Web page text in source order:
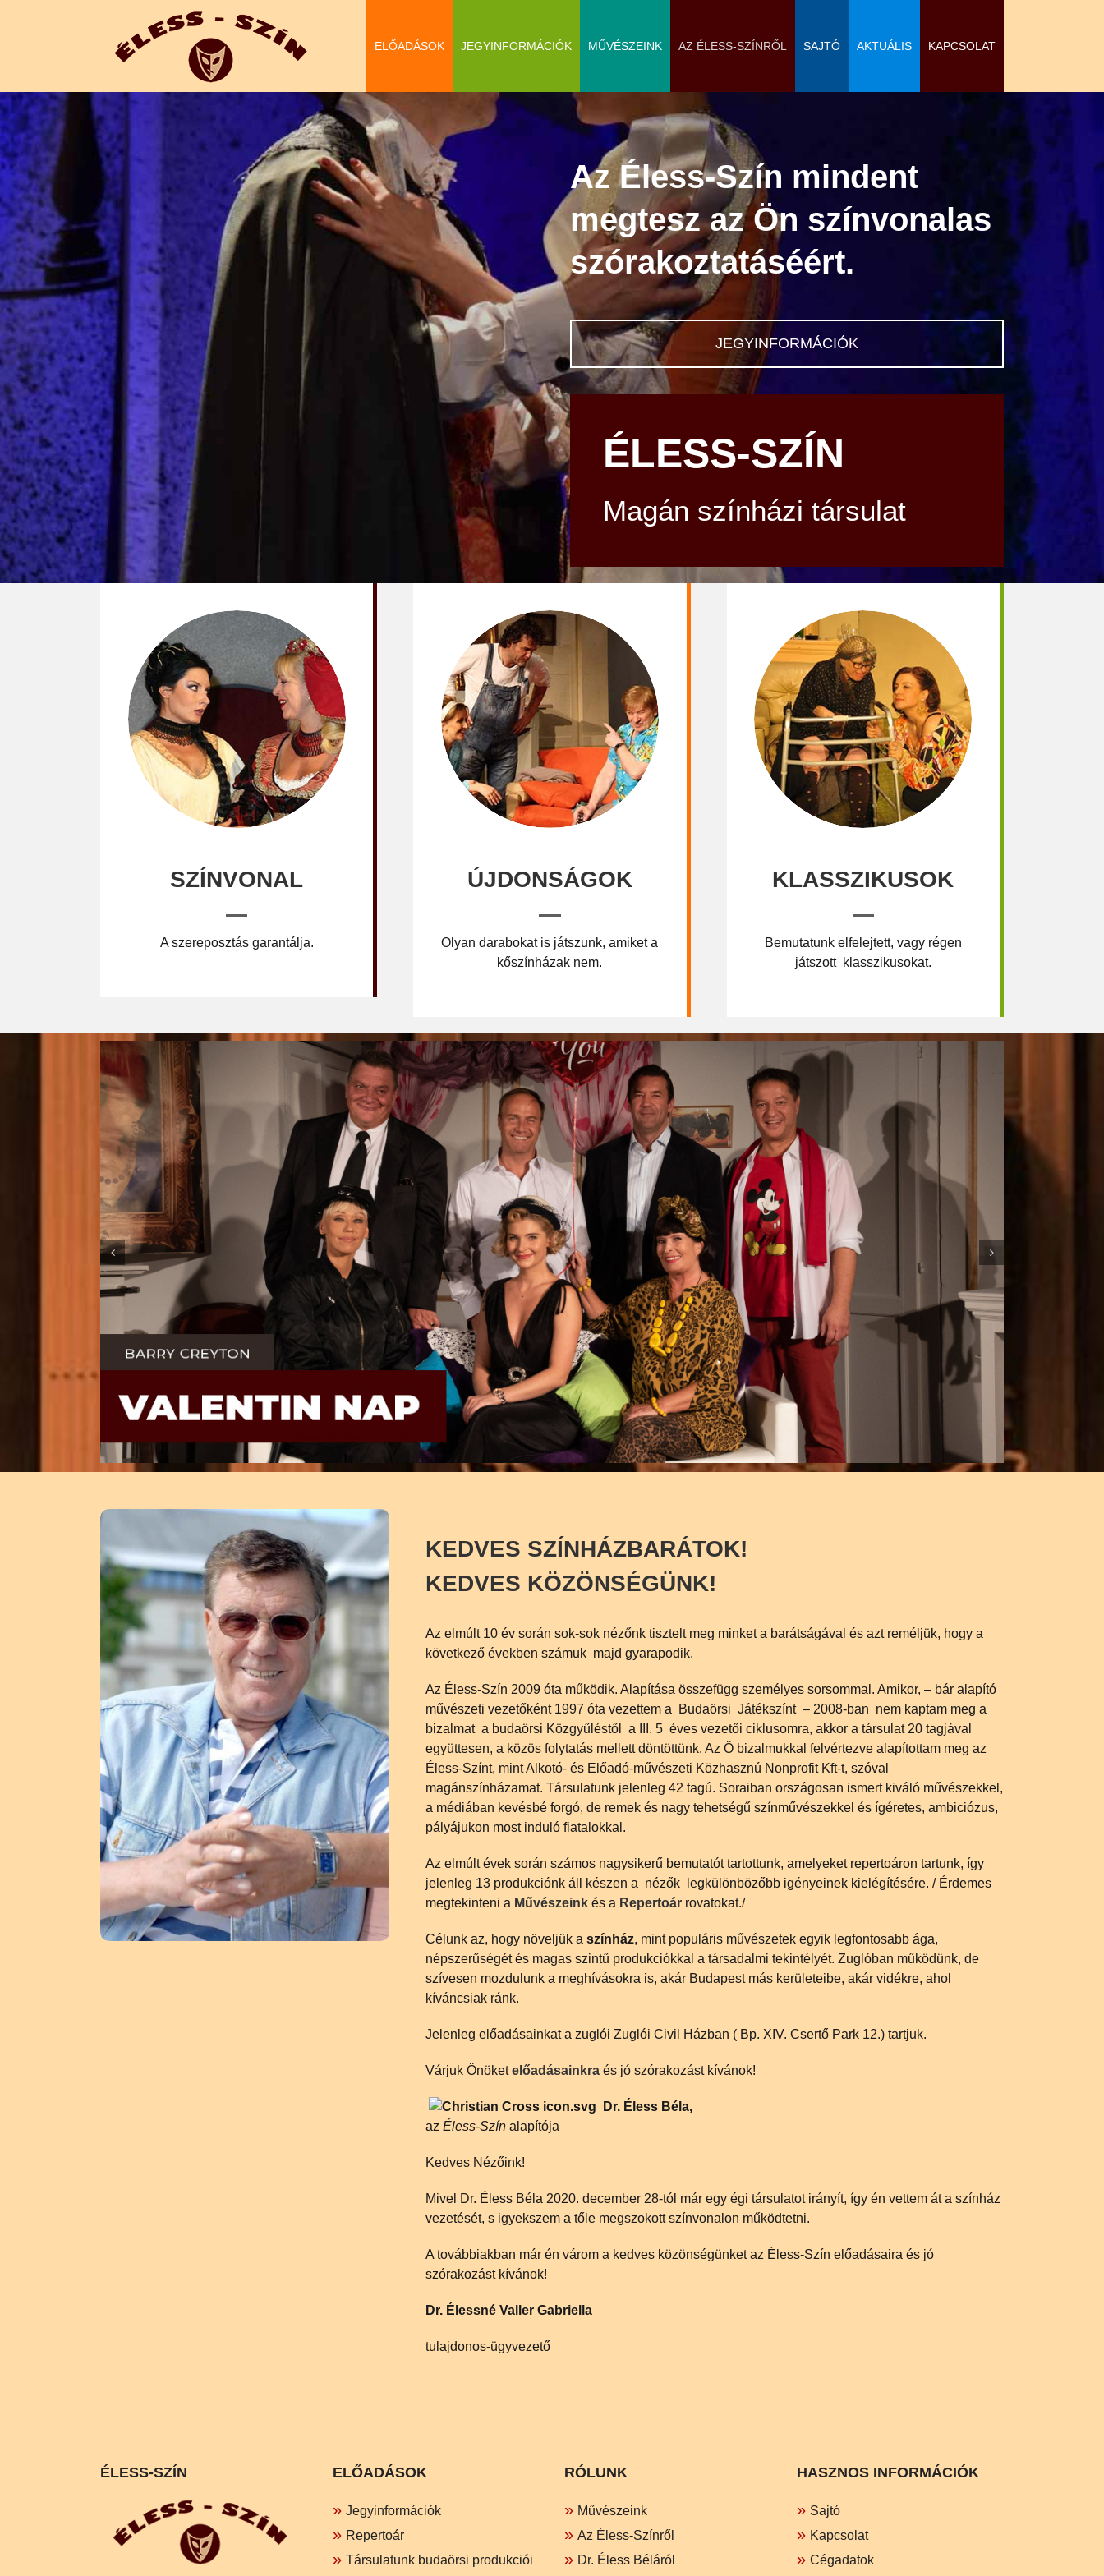
ELŐADÁSOK JEGYINFORMÁCIÓK MŰVÉSZEINK AZ ÉLESS-SZÍNRŐL SAJTÓ AKTUÁLIS KAPCSOLAT
Az Éless-Szín mindent
megtesz az Ön színvonalas
szórakoztatáséért.
JEGYINFORMÁCIÓK
ÉLESS-SZÍN
Magán színházi társulat
SZÍNVONAL
A szereposztás garantálja.
ÚJDONSÁGOK
Olyan darabokat is játszunk, amiket a
kőszínházak nem.
KLASSZIKUSOK
Bemutatunk elfelejtett, vagy régen
játszott klasszikusokat.
KEDVES SZÍNHÁZBARÁTOK!
KEDVES KÖZÖNSÉGÜNK!
Az elmúlt 10 év során sok-sok nézőnk tisztelt meg minket a barátságával és azt reméljük, hogy a
következő években számuk majd gyarapodik.
Az Éless-Szín 2009 óta működik. Alapítása összefügg személyes sorsommal. Amikor, – bár alapító
művészeti vezetőként 1997 óta vezettem a Budaörsi Játékszínt – 2008-ban nem kaptam meg a
bizalmat a budaörsi Közgyűléstől a III. 5 éves vezetői ciklusomra, akkor a társulat 20 tagjával
együttesen, a közös folytatás mellett döntöttünk. Az Ö bizalmukkal felvértezve alapítottam meg az
Éless-Színt, mint Alkotó- és Előadó-művészeti Közhasznú Nonprofit Kft-t, szóval
magánszínházamat. Társulatunk jelenleg 42 tagú. Soraiban országosan ismert kiváló művészekkel,
a médiában kevésbé forgó, de remek és nagy tehetségű színművészekkel és ígéretes, ambiciózus,
pályájukon most induló fiatalokkal.
Az elmúlt évek során számos nagysikerű bemutatót tartottunk, amelyeket repertoáron tartunk, így
jelenleg 13 produkciónk áll készen a nézők legkülönbözőbb igényeinek kielégítésére. / Érdemes
megtekinteni a Művészeinkés a Repertoárrovatokat./
Célunk az, hogy növeljük a színház, mint populáris művészetek egyik legfontosabb ága,
népszerűségét és magas szintű produkciókkal a társadalmi tekintélyét. Zuglóban működünk, de
szívesen mozdulunk a meghívásokra is, akár Budapest más kerületeibe, akár vidékre, ahol
kíváncsiak ránk.
Jelenleg előadásainkat a zuglói Zuglói Civil Házban ( Bp. XIV. Csertő Park 12.) tartjuk.
Várjuk Önöketelőadásainkraés jó szórakozást kívánok!
Dr. Éless Béla,
az Éless-Színalapítója
Kedves Nézőink!
Mivel Dr. Éless Béla 2020. december 28-tól már egy égi társulatot irányít, így én vettem át a színház
vezetését, s igyekszem a tőle megszokott színvonalon működtetni.
A továbbiakban már én várom a kedves közönségünket az Éless-Szín előadásaira és jó
szórakozást kívánok!
Dr. Élessné Valler Gabriella
tulajdonos-ügyvezető
ÉLESS-SZÍN ELŐADÁSOK
Jegyinformációk
Repertoár
Társulatunk budaörsi produkciói
RÓLUNK
Művészeink
Az Éless-Színről
Dr. Éless Béláról
HASZNOS INFORMÁCIÓK
Sajtó
Kapcsolat
Cégadatok